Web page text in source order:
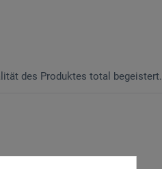
des Produktes total begeistert.